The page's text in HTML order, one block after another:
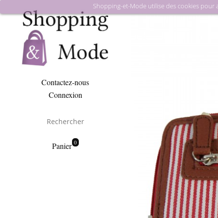
Contactez-nous
Connexion
Panier 0
Shopping-et-Mode utilise des cookies pour